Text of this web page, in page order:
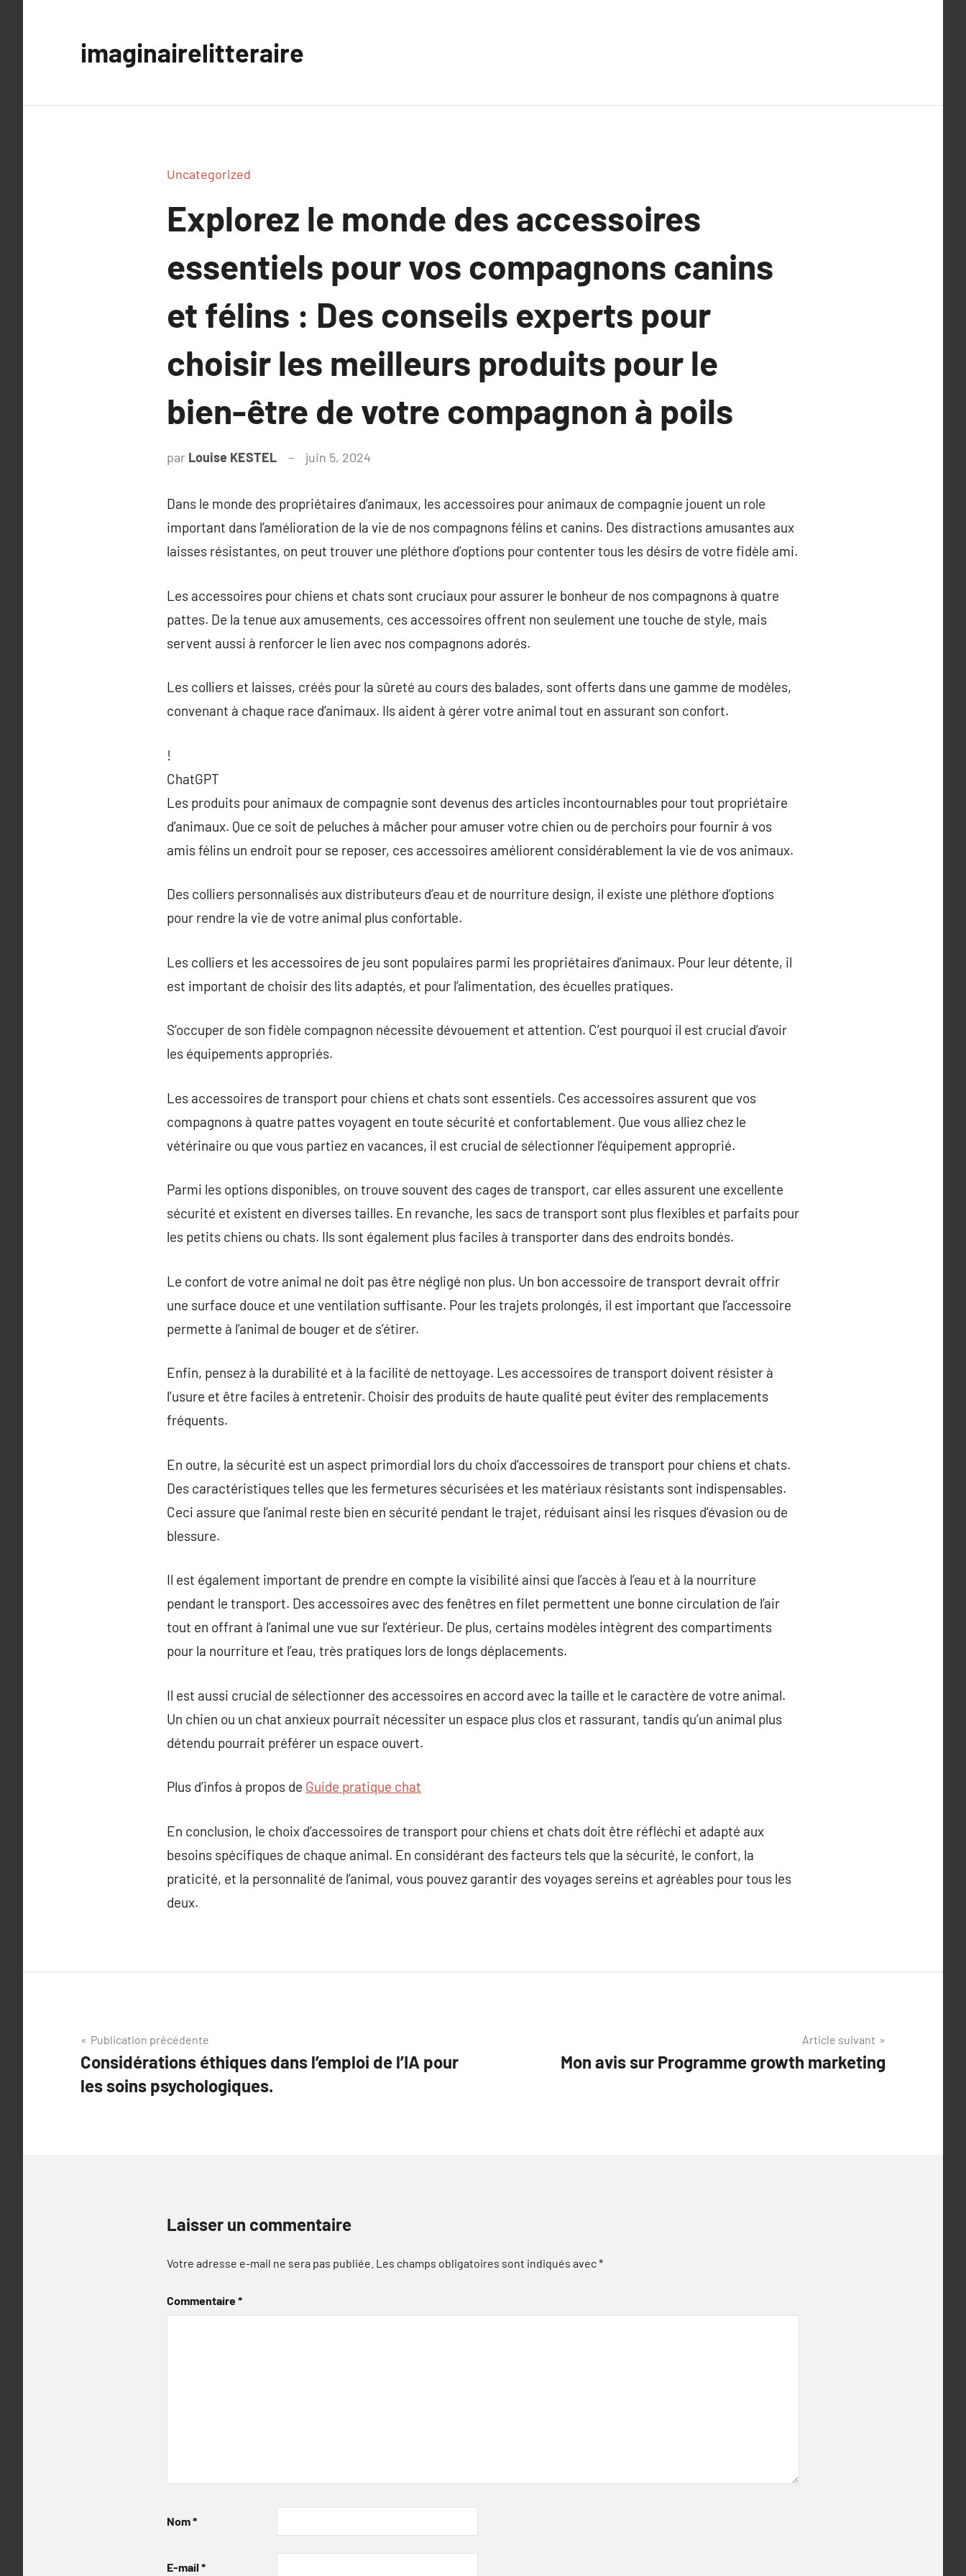
imaginairelitteraire
Uncategorized
Explorez le monde des accessoires
essentiels pour vos compagnons canins
et félins : Des conseils experts pour
choisir les meilleurs produits pour le
bien-être de votre compagnon à poils
par Louise KESTEL juin 5, 2024
Dans le monde des propriétaires d’animaux, les accessoires pour animaux de compagnie jouent un role
important dans l’amélioration de la vie de nos compagnons félins et canins. Des distractions amusantes aux
laisses résistantes, on peut trouver une pléthore d’options pour contenter tous les désirs de votre fidèle ami.
Les accessoires pour chiens et chats sont cruciaux pour assurer le bonheur de nos compagnons à quatre
pattes. De la tenue aux amusements, ces accessoires offrent non seulement une touche de style, mais
servent aussi à renforcer le lien avec nos compagnons adorés.
Les colliers et laisses, créés pour la sûreté au cours des balades, sont offerts dans une gamme de modèles,
convenant à chaque race d’animaux. Ils aident à gérer votre animal tout en assurant son confort.
!
ChatGPT
Les produits pour animaux de compagnie sont devenus des articles incontournables pour tout propriétaire
d’animaux. Que ce soit de peluches à mâcher pour amuser votre chien ou de perchoirs pour fournir à vos
amis félins un endroit pour se reposer, ces accessoires améliorent considérablement la vie de vos animaux.
Des colliers personnalisés aux distributeurs d’eau et de nourriture design, il existe une pléthore d’options
pour rendre la vie de votre animal plus confortable.
Les colliers et les accessoires de jeu sont populaires parmi les propriétaires d’animaux. Pour leur détente, il
est important de choisir des lits adaptés, et pour l’alimentation, des écuelles pratiques.
S’occuper de son fidèle compagnon nécessite dévouement et attention. C’est pourquoi il est crucial d’avoir
les équipements appropriés.
Les accessoires de transport pour chiens et chats sont essentiels. Ces accessoires assurent que vos
compagnons à quatre pattes voyagent en toute sécurité et confortablement. Que vous alliez chez le
vétérinaire ou que vous partiez en vacances, il est crucial de sélectionner l’équipement approprié.
Parmi les options disponibles, on trouve souvent des cages de transport, car elles assurent une excellente
sécurité et existent en diverses tailles. En revanche, les sacs de transport sont plus flexibles et parfaits pour
les petits chiens ou chats. Ils sont également plus faciles à transporter dans des endroits bondés.
Le confort de votre animal ne doit pas être négligé non plus. Un bon accessoire de transport devrait offrir
une surface douce et une ventilation suffisante. Pour les trajets prolongés, il est important que l’accessoire
permette à l’animal de bouger et de s’étirer.
Enfin, pensez à la durabilité et à la facilité de nettoyage. Les accessoires de transport doivent résister à
l’usure et être faciles à entretenir. Choisir des produits de haute qualité peut éviter des remplacements
fréquents.
En outre, la sécurité est un aspect primordial lors du choix d’accessoires de transport pour chiens et chats.
Des caractéristiques telles que les fermetures sécurisées et les matériaux résistants sont indispensables.
Ceci assure que l’animal reste bien en sécurité pendant le trajet, réduisant ainsi les risques d’évasion ou de
blessure.
Il est également important de prendre en compte la visibilité ainsi que l’accès à l’eau et à la nourriture
pendant le transport. Des accessoires avec des fenêtres en filet permettent une bonne circulation de l’air
tout en offrant à l’animal une vue sur l’extérieur. De plus, certains modèles intègrent des compartiments
pour la nourriture et l’eau, très pratiques lors de longs déplacements.
Il est aussi crucial de sélectionner des accessoires en accord avec la taille et le caractère de votre animal.
Un chien ou un chat anxieux pourrait nécessiter un espace plus clos et rassurant, tandis qu’un animal plus
détendu pourrait préférer un espace ouvert.
Plus d’infos à propos de Guide pratique chat
En conclusion, le choix d’accessoires de transport pour chiens et chats doit être réfléchi et adapté aux
besoins spécifiques de chaque animal. En considérant des facteurs tels que la sécurité, le confort, la
praticité, et la personnalité de l’animal, vous pouvez garantir des voyages sereins et agréables pour tous les
deux.
Navigation
de
l’article
Publication précédente
Considérations éthiques dans l’emploi de l’IA pour
les soins psychologiques.
Article suivant
Mon avis sur Programme growth marketing
Laisser un commentaire
Votre adresse e-mail ne sera pas publiée. Les champs obligatoires sont indiqués avec*
Commentaire*
Nom*
E-mail *